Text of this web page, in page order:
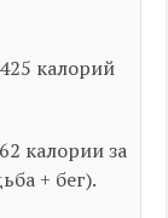
калорий
калории за
+ бег).